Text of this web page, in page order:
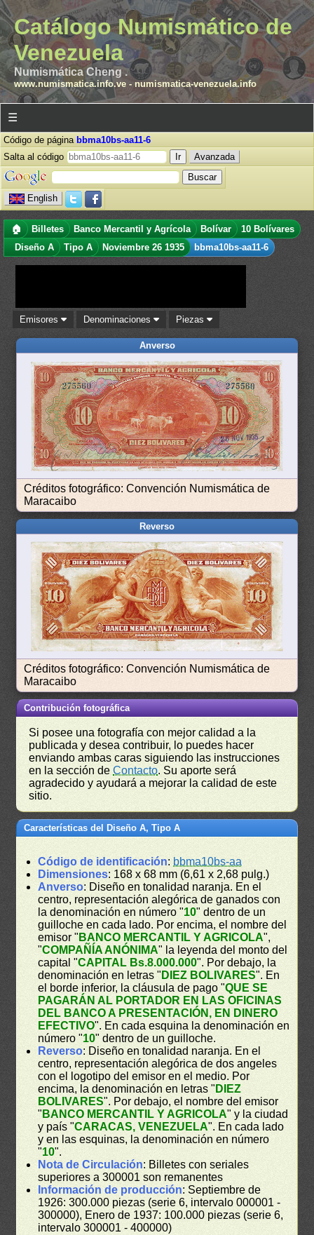
Catálogo Numismático de
Venezuela
Numismática Cheng .
www.numismatica.info.ve- numismatica-venezuela.info
☰
Código de página bbma10bs-aa11-6
Salta al código
Avanzada
English
🏠 Billetes Banco Mercantil y Agrícola Bolívar
10 Bolívares
Diseño A
Tipo A Noviembre 26 1935 bbma10bs-aa11-6
Emisores Denominaciones Piezas
Anverso
Créditos fotográfico: Convención Numismática de
Maracaibo
Reverso
Créditos fotográfico: Convención Numismática de
Maracaibo
Contribución fotográfica
Si posee una fotografía con mejor calidad a la
publicada y desea contribuir, lo puedes hacer
enviando ambas caras siguiendo las instrucciones
en la sección deContacto. Su aporte será
agradecido y ayudará a mejorar la calidad de este
sitio.
Características del Diseño A, Tipo A
Código de identificación: bbma10bs-aa
Dimensiones: 168 x 68 mm (6,61 x 2,68 pulg.)
Anverso: Diseño en tonalidad naranja. En el
centro, representación alegórica de ganados con
la denominación en número "10" dentro de un
guilloche en cada lado. Por encima, el nombre del
emisor " BANCO MERCANTIL Y AGRICOLA",
"COMPAÑÍA ANÓNIMA" la leyenda del monto del
capital "CAPITAL Bs.8.000.000". Por debajo, la
denominación en letras " DIEZ BOLIVARES". En
el borde inferior, la cláusula de pago "QUE SE
PAGARÁN AL PORTADOR EN LAS OFICINAS
DEL BANCO A PRESENTACIÓN, EN DINERO
EFECTIVO". En cada esquina la denominación en
número "10" dentro de un guilloche.
Reverso: Diseño en tonalidad naranja. En el
centro, representación alegórica de dos angeles
con el logotipo del emisor en el medio. Por
encima, la denominación en letras " DIEZ
BOLIVARES". Por debajo, el nombre del emisor
" BANCO MERCANTIL Y AGRICOLA" y la ciudad
y país "CARACAS, VENEZUELA". En cada lado
y en las esquinas, la denominación en número
"10".
Nota de Circulación: Billetes con seriales
superiores a 300001 son remanentes
Información de producción: Septiembre de
1926: 300.000 piezas (serie 6, intervalo 000001 -
300000), Enero de 1937: 100.000 piezas (serie 6,
intervalo 300001 - 400000)